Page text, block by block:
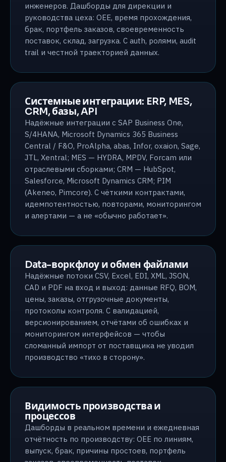
инженеров. Дашборды для дирекции и
руководства цеха: OEE, время прохождения,
брак, портфель заказов, своевременность
поставок, склад, загрузка. С auth, ролями, audit
trail и честной траекторией данных.
Системные интеграции: ERP, MES,
CRM, базы, API
Надёжные интеграции с SAP Business One,
S/4HANA, Microsoft Dynamics 365 Business
Central / F&O, ProAlpha, abas, Infor, oxaion, Sage,
JTL, Xentral; MES — HYDRA, MPDV, Forcam или
отраслевыми сборками; CRM — HubSpot,
Salesforce, Microsoft Dynamics CRM; PIM
(Akeneo, Pimcore). С чёткими контрактами,
идемпотентностью, повторами, мониторингом
и алертами — а не «обычно работает».
Data-воркфлоу и обмен файлами
Надёжные потоки CSV, Excel, EDI, XML, JSON,
CAD и PDF на вход и выход: данные RFQ, BOM,
цены, заказы, отгрузочные документы,
протоколы контроля. С валидацией,
версионированием, отчётами об ошибках и
мониторингом интерфейсов — чтобы
сломанный импорт от поставщика не уводил
производство «тихо в сторону».
Видимость производства и
процессов
Дашборды в реальном времени и ежедневная
отчётность по производству: OEE по линиям,
выпуск, брак, причины простоев, портфель